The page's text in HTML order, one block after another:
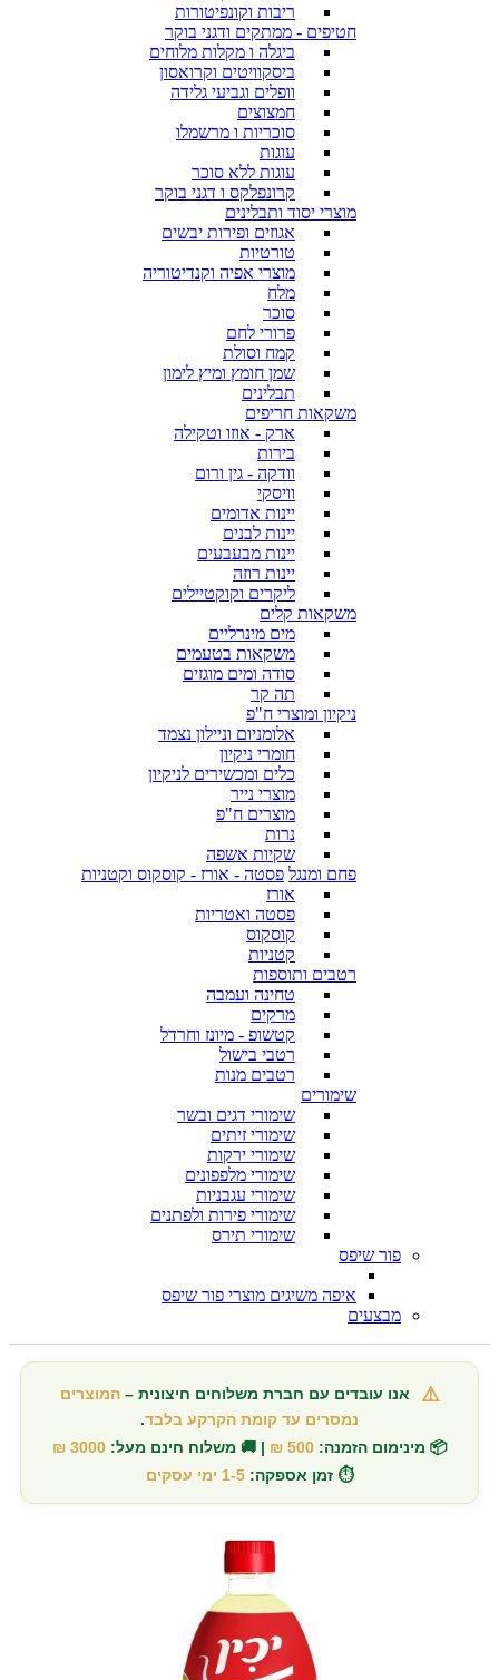
ריבות וקונפיטורות
חטיפים - ממתקים ודגני בוקר
ביגלה ו מקלות מלוחים
ביסקוויטים וקרואסון
וופלים וגביעי גלידה
חמצוצים
סוכריות ו מרשמלו
עוגות
עוגות ללא סוכר
קרונפלקס ו דגני בוקר
מוצרי יסוד ותבלינים
אגוזים ופירות יבשים
טורטיות
מוצרי אפיה וקנדיטוריה
מלח
סוכר
פרורי לחם
קמח וסולת
שמן חומץ ומיץ לימון
תבלינים
משקאות חריפים
ארק - אוזו וטקילה
בירות
וודקה - גין ורום
וויסקי
יינות אדומים
יינות לבנים
יינות מבעבעים
יינות רוזה
ליקרים וקוקטיילים
משקאות קלים
מים מינרליים
משקאות בטעמים
סודה ומים מוגזים
תה קר
ניקיון ומוצרי ח"פ
אלומניום וניילון נצמד
חומרי ניקיון
כלים ומכשירים לניקיון
מוצרי נייר
מוצרים ח"פ
נרות
שקיות אשפה
פחם ומנגל פסטה - אורז - קוסקוס וקטניות
אורז
פסטה ואטריות
קוסקוס
קטניות
רטבים ותוספות
טחינה ועמבה
מרקים
קטשופ - מיונז וחרדל
רטבי בישול
רטבים מנות
שימורים
שימורי דגים ובשר
שימורי זיתים
שימורי ירקות
שימורי מלפפונים
שימורי עגבניות
שימורי פירות ולפתנים
שימורי תירס
פור שיפס
איפה משיגים מוצרי פור שיפס
מבצעים
⚠️ אנו עובדים עם חברת משלוחים חיצונית –המוצרים
נמסרים עד קומת הקרקע בלבד.
📦 מינימום הזמנה: 500 ₪ | 🚚 משלוח חינם מעל: 3000 ₪
⏱️ זמן אספקה: 1-5 ימי עסקים